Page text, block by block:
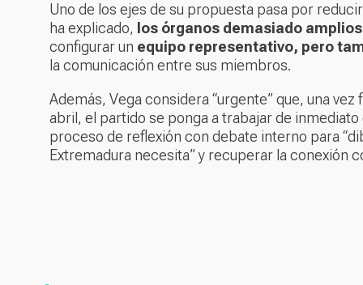
Uno de los ejes de su propuesta pasa por
ha explicado, los órganos demasiado
configurar un equipo representativo, pero
la comunicación entre sus miembros.
Además, Vega considera “urgente” que, una
abril, el partido se ponga a trabajar de
proceso de reflexión con debate interno para
Extremadura necesita” y recuperar la conexión